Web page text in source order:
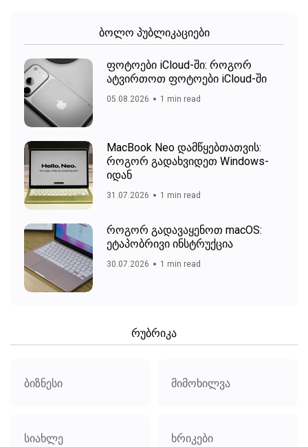
ბოლო პუბლიკაციები
ფოტოები iCloud-ში: როგორ
ატვირთოთ ფოტოები iCloud-ში
05.08.2026 1 min read
MacBook Neo დამწყებთათვის:
როგორ გადახვიდეთ Windows-
იდან
31.07.2026 1 min read
როგორ გადავაყენოთ macOS:
ეტაპობრივი ინსტრუქცია
30.07.2026 1 min read
რუბრიკა
ბიზნესი მიმოხილვა
სიახლე ხრიკები